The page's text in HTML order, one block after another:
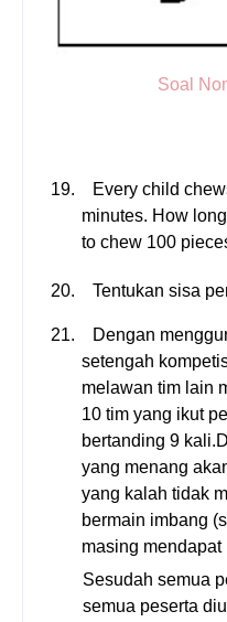
Soal
19.
Every child
minutes. How
to chew 100
20. Tentukan sisa
21.
Dengan
setengah
melawan tim lain
10 tim yang ikut
bertanding 9
yang menang
yang kalah tidak
bermain imbang
masing mendapat
Sesudah semua
semua peserta